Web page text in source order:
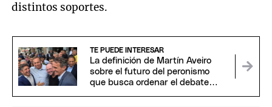
distintos soportes.
TE PUEDE INTERESAR
La definición de Martín Aveiro
sobre el futuro del peronismo
que busca ordenar el debate